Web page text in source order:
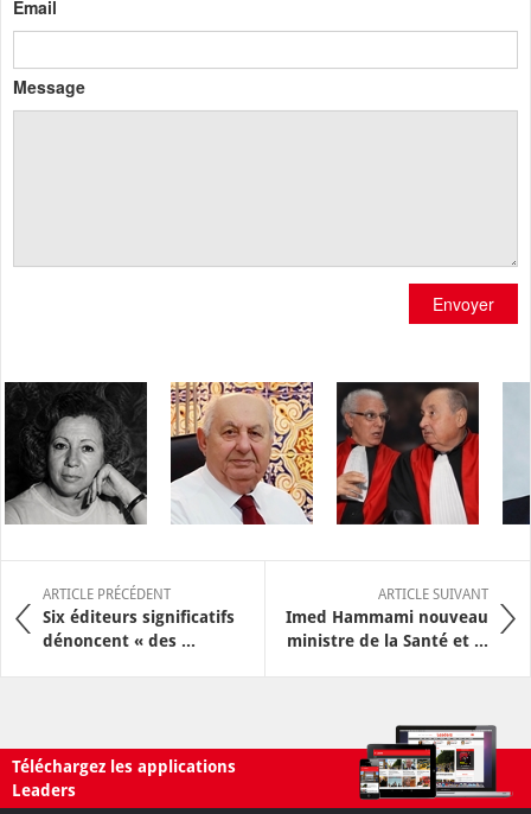
Email
Message
Envoyer
ARTICLE PRÉCÉDENT
Six éditeurs significatifs
dénoncent « des ...
ARTICLE SUIVANT
Imed Hammami nouveau
ministre de la Santé et ...
Téléchargez les applications
Leaders